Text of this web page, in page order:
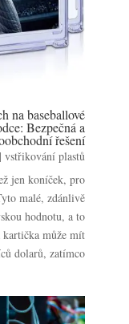
na baseballové
Bezpečná a
řešení
|vstřikování plastů
jen koníček, pro
malé, zdánlivě
hodnotu, a to
může mít
dolarů, zatímco...